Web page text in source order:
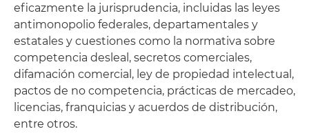
eficazmente la jurisprudencia, incluidas las leyes
antimonopolio federales, departamentales y
estatales y cuestiones como la normativa sobre
competencia desleal, secretos comerciales,
difamación comercial, ley de propiedad intelectual,
pactos de no competencia, prácticas de mercadeo,
licencias, franquicias y acuerdos de distribución,
entre otros.